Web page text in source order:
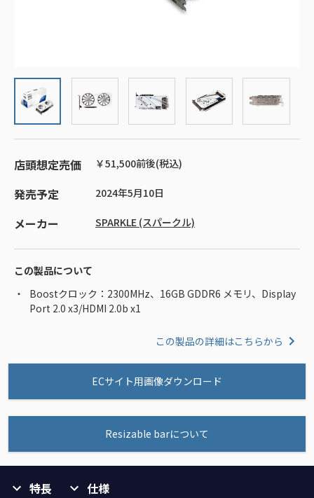
店頭想定売価 ￥51,500前後(税込)
発売予定 2024年5月10日
メーカー SPARKLE (スパークル)
この製品について
Boostクロック：2300MHz、16GB GDDR6 メモリ、Display
Port 2.0 x3/HDMI 2.0b x1
この製品の詳細はこちらから
ECサイト用画像ダウンロード
Resizable barについて
特長 仕様